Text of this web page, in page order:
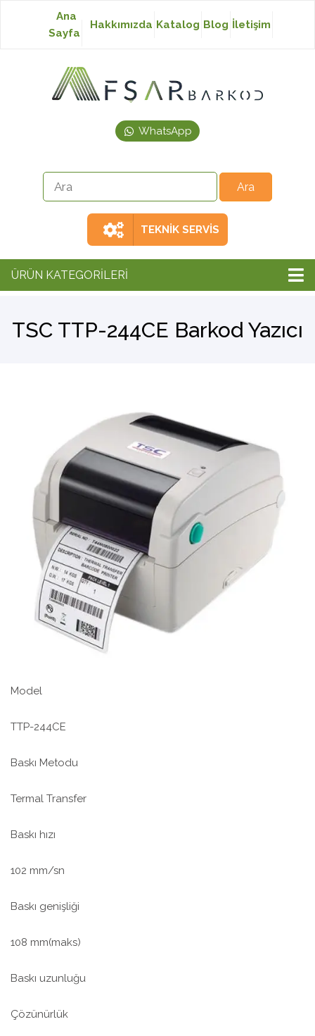
Baskısız Etiket
Japon Akmaz Yıkama
Ribon
Ana
Sayfa
Hakkımızda Katalog Blog İletişim
WhatsApp
TEKNİK SERVİS
ÜRÜN KATEGORİLERİ
TSC TTP-244CE Barkod Yazıcı
Model
TTP-244CE
Baskı Metodu
Termal Transfer
Baskı hızı
102 mm/sn
Baskı genişliği
108 mm(maks)
Baskı uzunluğu
Çözünürlük